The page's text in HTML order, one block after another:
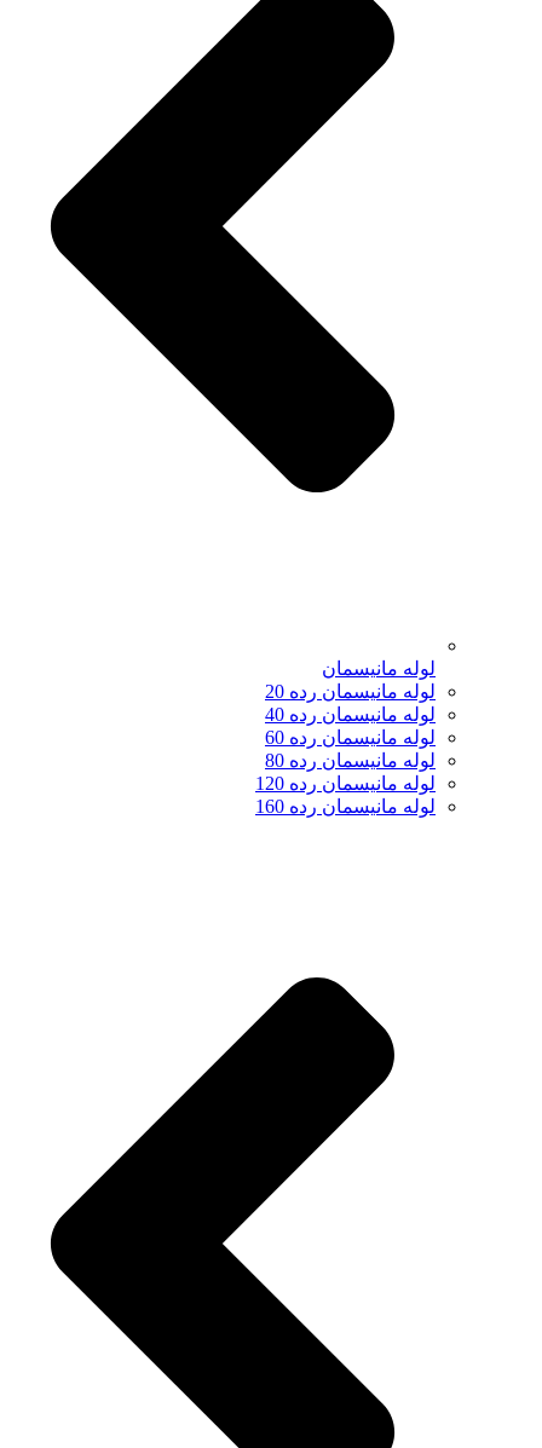
لوله مانیسمان
لوله مانیسمان رده 20
لوله مانیسمان رده 40
لوله مانیسمان رده 60
لوله مانیسمان رده 80
لوله مانیسمان رده 120
لوله مانیسمان رده 160